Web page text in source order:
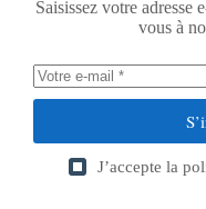
Saisissez votre adresse
vous à
J’accepte la